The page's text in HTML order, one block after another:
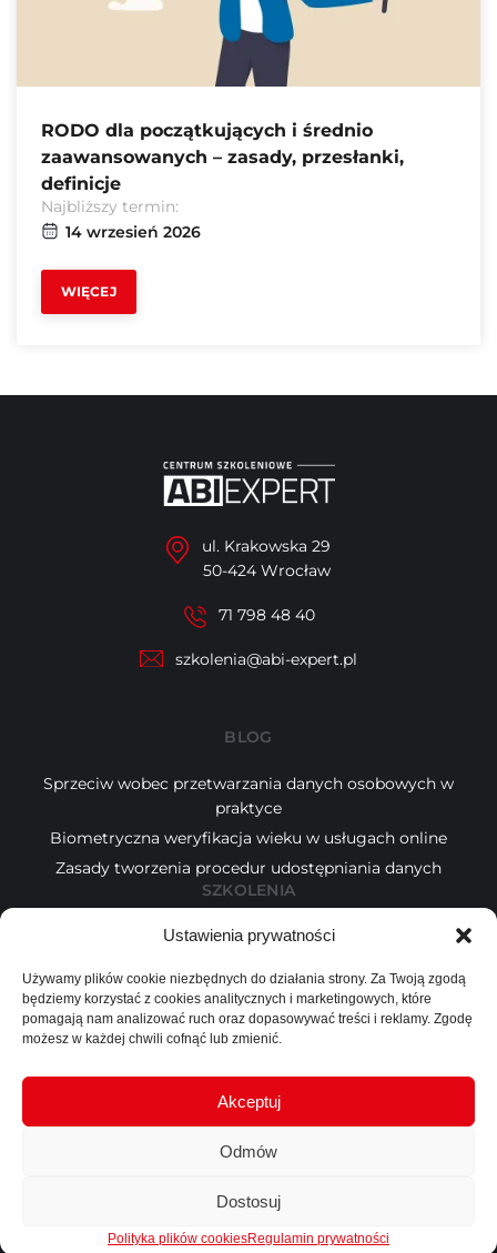
Ustawienia prywatności
Używamy plików cookie niezbędnych do działania strony. Za Twoją zgodą
będziemy korzystać z cookies analitycznych i marketingowych, które
pomagają nam analizować ruch oraz dopasowywać treści i reklamy. Zgodę
możesz w każdej chwili cofnąć lub zmienić.
Akceptuj
Odmów
Dostosuj
Polityka plików cookiesRegulamin prywatności
RODO dla początkujących i średnio
zaawansowanych – zasady, przesłanki,
definicje
Najbliższy termin:
14 wrzesień 2026
WIĘCEJ
ul. Krakowska 29
50-424 Wrocław
71 798 48 40
szkolenia@abi-expert.pl
BLOG
Sprzeciw wobec przetwarzania danych osobowych w
praktyce
Biometryczna weryfikacja wieku w usługach online
Zasady tworzenia procedur udostępniania danych
SZKOLENIA
Kalendarz
Wykładowcy
INFORMACJE
O nas
Kontakt
Copyright © 2024 Presscom. All rights reserved